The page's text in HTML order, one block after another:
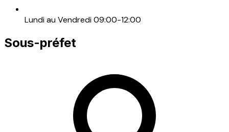
Lundi au Vendredi 09:00-12:00
Sous-préfet